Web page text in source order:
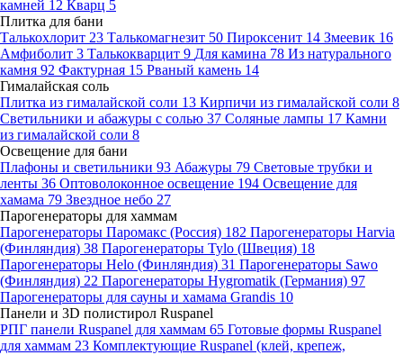
камней 12 Кварц 5
Плитка для бани
Талькохлорит 23 Талькомагнезит 50 Пироксенит 14 Змеевик 16
Амфиболит 3 Талькокварцит 9 Для камина 78 Из натурального
камня 92 Фактурная 15 Рваный камень 14
Гималайская соль
Плитка из гималайской соли 13 Кирпичи из гималайской соли 8
Светильники и абажуры с солью 37 Соляные лампы 17 Камни
из гималайской соли 8
Освещение для бани
Плафоны и светильники 93 Абажуры 79 Световые трубки и
ленты 36 Оптоволоконное освещение 194 Освещение для
хамама 79 Звездное небо 27
Парогенераторы для хаммам
Парогенераторы Паромакс (Россия) 182 Парогенераторы Harvia
(Финляндия) 38 Парогенераторы Tylo (Швеция) 18
Парогенераторы Helo (Финляндия) 31 Парогенераторы Sawo
(Финляндия) 22 Парогенераторы Hygromatik (Германия) 97
Парогенераторы для сауны и хамама Grandis 10
Панели и 3D полистирол Ruspanel
РПГ панели Ruspanel для хаммам 65 Готовые формы Ruspanel
для хаммам 23 Комплектующие Ruspanel (клей, крепеж,